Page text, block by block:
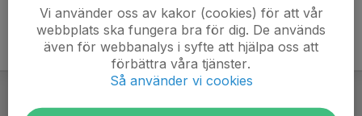
Vi använder oss av kakor (cookies) för att vår
webbplats ska fungera bra för dig. De används
även för webbanalys i syfte att hjälpa oss att
förbättra våra tjänster.
Så använder vi cookies